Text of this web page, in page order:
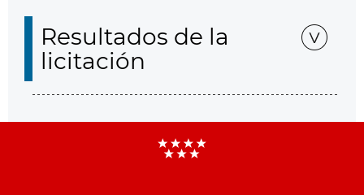
Resultados de la
licitación